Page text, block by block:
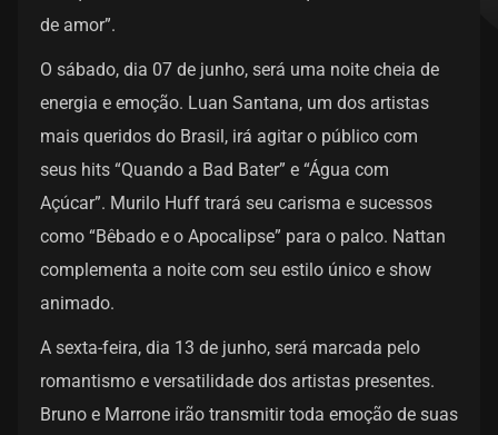
de amor”.
O sábado, dia 07 de junho, será uma noite cheia de
energia e emoção. Luan Santana, um dos artistas
mais queridos do Brasil, irá agitar o público com
seus hits “Quando a Bad Bater” e “Água com
Açúcar”. Murilo Huff trará seu carisma e sucessos
como “Bêbado e o Apocalipse” para o palco. Nattan
complementa a noite com seu estilo único e show
animado.
A sexta-feira, dia 13 de junho, será marcada pelo
romantismo e versatilidade dos artistas presentes.
Bruno e Marrone irão transmitir toda emoção de suas